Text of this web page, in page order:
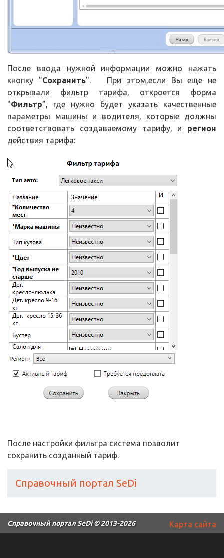
После ввода нужной информации можно нажать
кнопку "Сохранить". При этом,если Вы еще не
открывали фильтр тарифа, откроется форма
"Фильтр", где нужно будет указать качественные
параметры машины и водителя, которые должны
соответствовать создаваемому тарифу, и регион
действия тарифа:
После настройки фильтра система позволит
сохранить созданный тариф.
Справочный портал SeDi
Карта сайта
Справочный портал SeDi© 2013-2026